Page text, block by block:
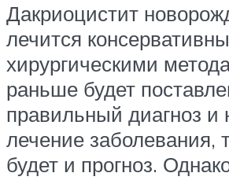
Дакриоцистит
лечится
хирургическими
раньше будет
правильный диагноз и
лечение заболевания,
будет и прогноз.